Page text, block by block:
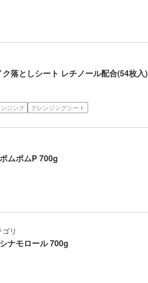
落としシート レチノール配合(54枚入)
ジング クレンジングシート
ムポムP 700g
リ
ナモロール 700g